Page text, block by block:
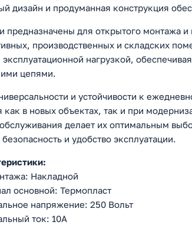
дизайн и продуманная конструкция
предназначены для открытого монтажа
производственных и складских
нагрузкой,
цепями.
и устойчивости к
как в новых объектах, так и при
делает их оптимальным
и удобство эксплуатации.
Накладной
основной: Термопласт
напряжение: 250 Вольт
ток: 10А